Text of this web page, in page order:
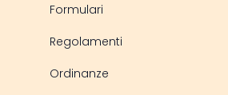
Formulari
Regolamenti
Ordinanze